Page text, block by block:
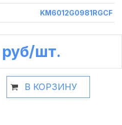
KM6012G0981RGCF
/шт.
В КОРЗИНУ